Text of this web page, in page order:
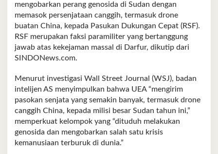
mengobarkan perang genosida di Sudan dengan
memasok persenjataan canggih, termasuk drone
buatan China, kepada Pasukan Dukungan Cepat (RSF).
RSF merupakan faksi paramiliter yang bertanggung
jawab atas kekejaman massal di Darfur, dikutip dari
SINDONews.com.
Menurut investigasi Wall Street Journal (WSJ), badan
intelijen AS menyimpulkan bahwa UEA “mengirim
pasokan senjata yang semakin banyak, termasuk drone
canggih China, kepada milisi besar Sudan tahun ini,”
memperkuat kelompok yang “dituduh melakukan
genosida dan mengobarkan salah satu krisis
kemanusiaan terburuk di dunia.”